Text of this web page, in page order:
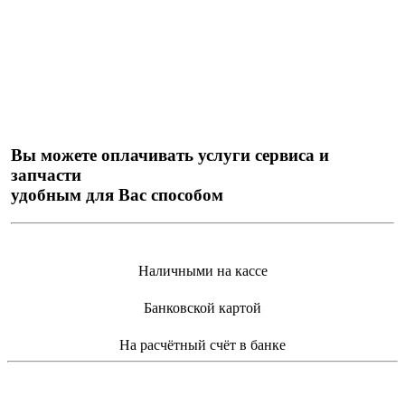
Вы можете оплачивать услуги сервиса и
запчасти
удобным для Вас способом
Наличными на кассе
Банковской картой
На расчётный счёт в банке